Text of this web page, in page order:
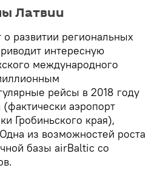
Латвии
развитии региональных
интересную
международного
рейсы в 2018 году
аэропорт
Гробиньского края),
из возможностей роста
базы airBaltic со